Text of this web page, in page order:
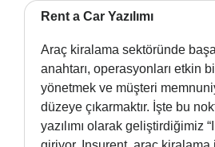
Rent a Car Yazılımı
Araç kiralama sektöründe
anahtarı, operasyonları etkin
yönetmek ve müşteri
düzeye çıkarmaktır. İşte bu
yazılımı olarak geliştirdiğimiz